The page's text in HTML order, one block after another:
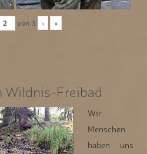
von 3 › »
Wildnis-Freibad
Wir
Menschen
haben uns